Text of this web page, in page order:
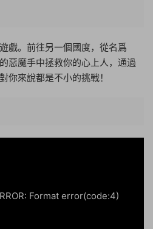
戲。前往另一個國度，從名爲
惡魔手中拯救你的心上人，通過
你來說都是不小的挑戰！
Format error(code:4)